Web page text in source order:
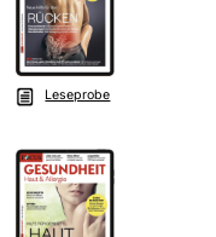
Leseprobe